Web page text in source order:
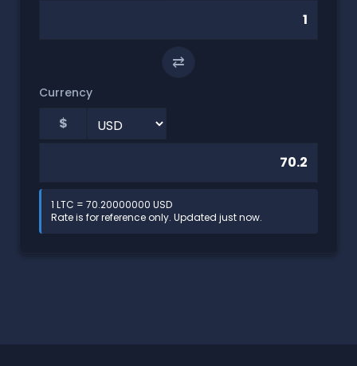
⇄
Currency
$
1 LTC = 70.20000000 USD
Rate is for reference only. Updated just now.